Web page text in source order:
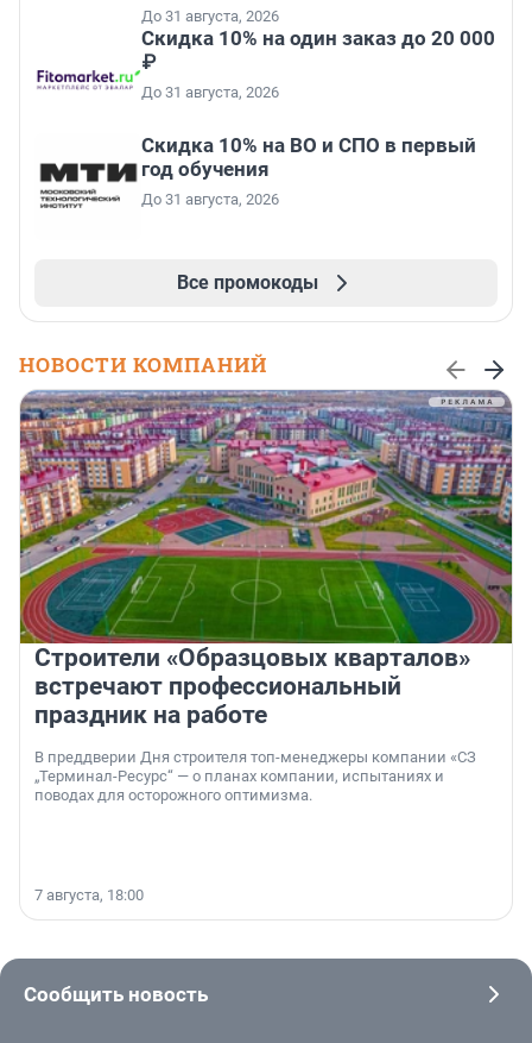
До 31 августа, 2026
Скидка 10% на один заказ до 20 000
₽
До 31 августа, 2026
Скидка 10% на ВО и СПО в первый
год обучения
До 31 августа, 2026
Все промокоды
НОВОСТИ КОМПАНИЙ
Строители «Образцовых кварталов»
встречают профессиональный
праздник на работе
В преддверии Дня строителя топ-менеджеры компании «СЗ
„Терминал-Ресурс“ — о планах компании, испытаниях и
поводах для осторожного оптимизма.
7 августа, 18:00
Сообщить новость